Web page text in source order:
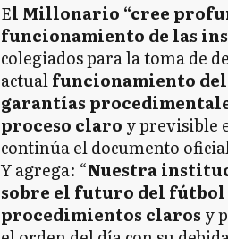
El Millonario “cree
funcionamiento de las
colegiados para la toma de
actualfuncionamiento
garantías
proceso claro y previsible
continúa el documento
Y agrega: “Nuestra
sobre el futuro del fútbol
procedimientos claros y